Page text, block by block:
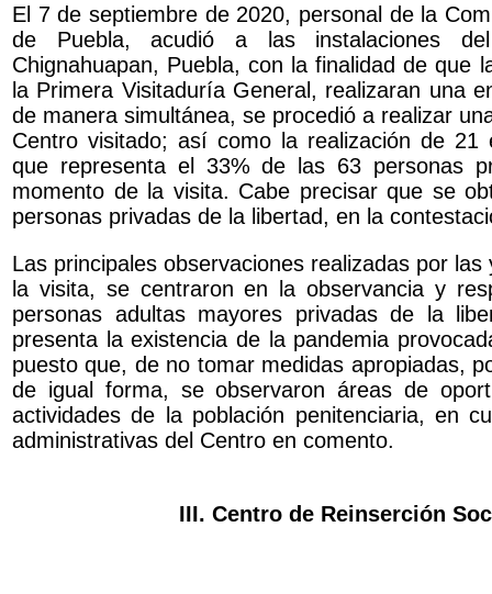
El 7 de septiembre de 2020, personal de la
de Puebla, acudió a las instalaciones
Chignahuapan, Puebla, con la finalidad de que
la Primera Visitaduría General, realizaran una
de manera simultánea, se procedió a realizar
Centro visitado; así como la realización de 21
que representa el 33% de las 63 personas
momento de la visita. Cabe precisar que se
personas privadas de la libertad, en la
Las principales observaciones realizadas por
la visita, se centraron en la observancia y
personas adultas mayores privadas de la
presenta la existencia de la pandemia
puesto que, de no tomar medidas apropiadas,
de igual forma, se observaron áreas de
actividades de la población penitenciaria, en
administrativas del Centro en comento.
III. Centro de Reinserción